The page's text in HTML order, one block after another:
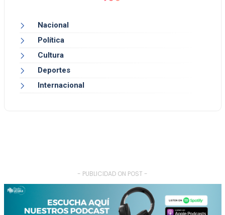
Nacional
Política
Cultura
Deportes
Internacional
- PUBLICIDAD ON POST -